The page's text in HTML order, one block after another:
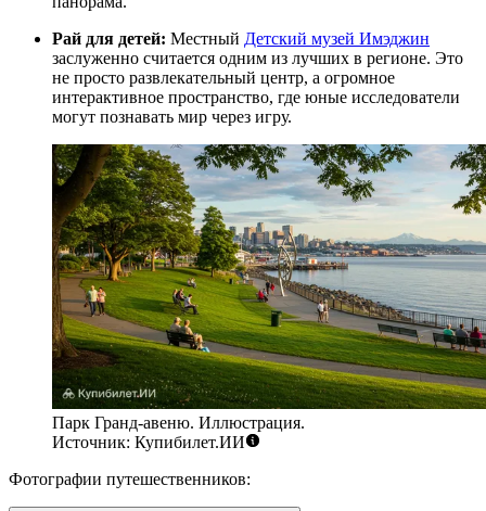
Рай для детей: Местный Детский музей Имэджин
заслуженно считается одним из лучших в регионе. Это
не просто развлекательный центр, а огромное
интерактивное пространство, где юные исследователи
могут познавать мир через игру.
Парк Гранд-авеню. Иллюстрация.
Источник: Купибилет.ИИ
Фотографии путешественников: